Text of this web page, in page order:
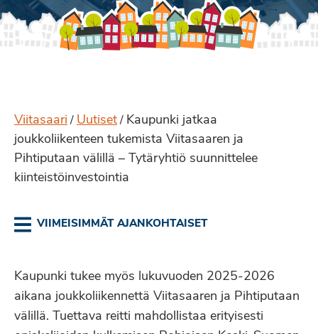
Viitasaari / Uutiset / Kaupunki jatkaa
joukkoliikenteen tukemista Viitasaaren ja
Pihtiputaan välillä – Tytäryhtiö suunnittelee
kiinteistöinvestointia
VIIMEISIMMÄT AJANKOHTAISET
Kaupunki tukee myös lukuvuoden 2025-2026
aikana joukkoliikennettä Viitasaaren ja Pihtiputaan
välillä. Tuettava reitti mahdollistaa erityisesti